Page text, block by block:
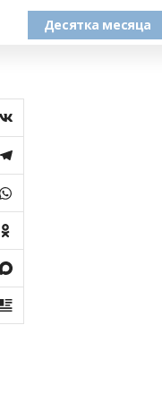
Десятка месяца